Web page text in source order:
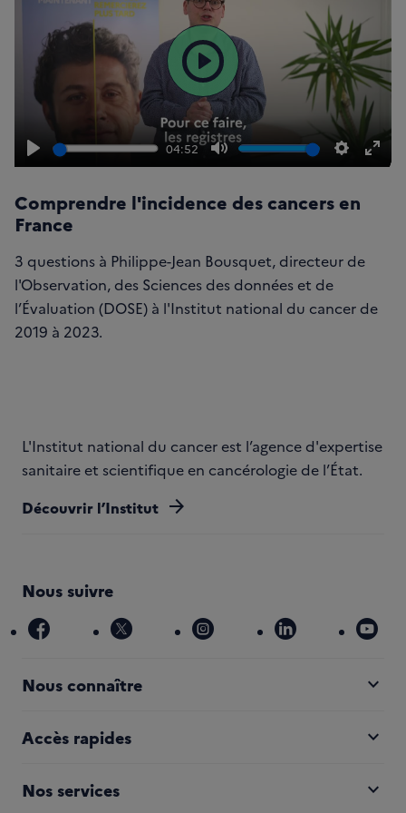
Lire
04:52
Muet
Lire
Comprendre l'incidence des cancers en
France
3 questions à Philippe-Jean Bousquet, directeur de
l'Observation, des Sciences des données et de
l’Évaluation (DOSE) à l'Institut national du cancer de
2019 à 2023.
L'Institut national du cancer est l’agence d'expertise
sanitaire et scientifique en cancérologie de l’État.
Découvrir l’Institut arrow_forward
Nous suivre
facebook x instagram linkedin
Nous connaître expand_more
Accès rapides expand_more
Nos services expand_more